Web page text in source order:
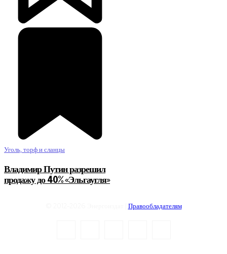
Уголь, торф и сланцы
Владимир Путин разрешил
продажу до 40% «Эльгаугля»
Правообладателям